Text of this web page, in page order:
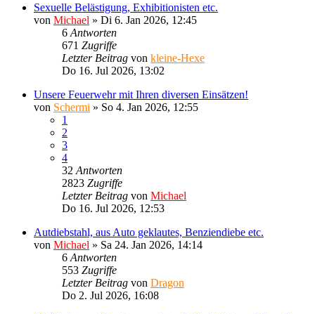
Sexuelle Belästigung, Exhibitionisten etc.
von Michael » Di 6. Jan 2026, 12:45
6 Antworten
671 Zugriffe
Letzter Beitrag von kleine-Hexe
Do 16. Jul 2026, 13:02
Unsere Feuerwehr mit Ihren diversen Einsätzen!
von Schermi » So 4. Jan 2026, 12:55
1
2
3
4
32 Antworten
2823 Zugriffe
Letzter Beitrag von Michael
Do 16. Jul 2026, 12:53
Autdiebstahl, aus Auto geklautes, Benziendiebe etc.
von Michael » Sa 24. Jan 2026, 14:14
6 Antworten
553 Zugriffe
Letzter Beitrag von Dragon
Do 2. Jul 2026, 16:08